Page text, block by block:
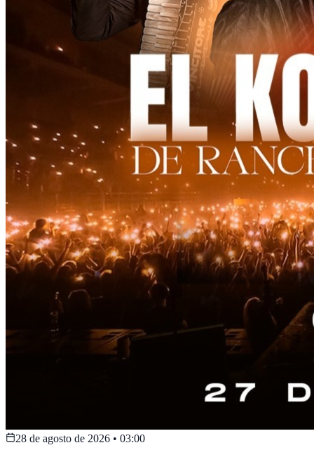
28 de agosto de 2026 • 03:00